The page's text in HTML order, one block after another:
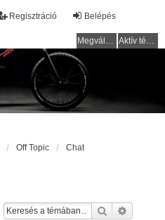
Belépés
Regisztráció
Megválaszolatlan témák Aktív témák
Off Topic Chat
Keresés